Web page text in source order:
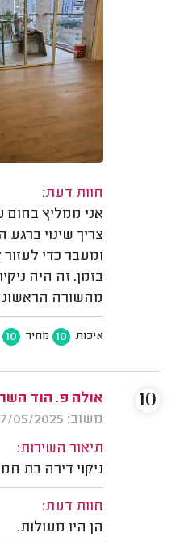
חוות דעת:
אני ממליץ בחום
צריך שינוי
ומעבר כדי
בזמן. זה היה
מהשורה
איכות 10 מחיר 10
אולה פ. הוד
משוב: 27/05/2025
תיאור השירות:
ניקוי דירה בת
חוות דעת:
הן היו מעולות.
10